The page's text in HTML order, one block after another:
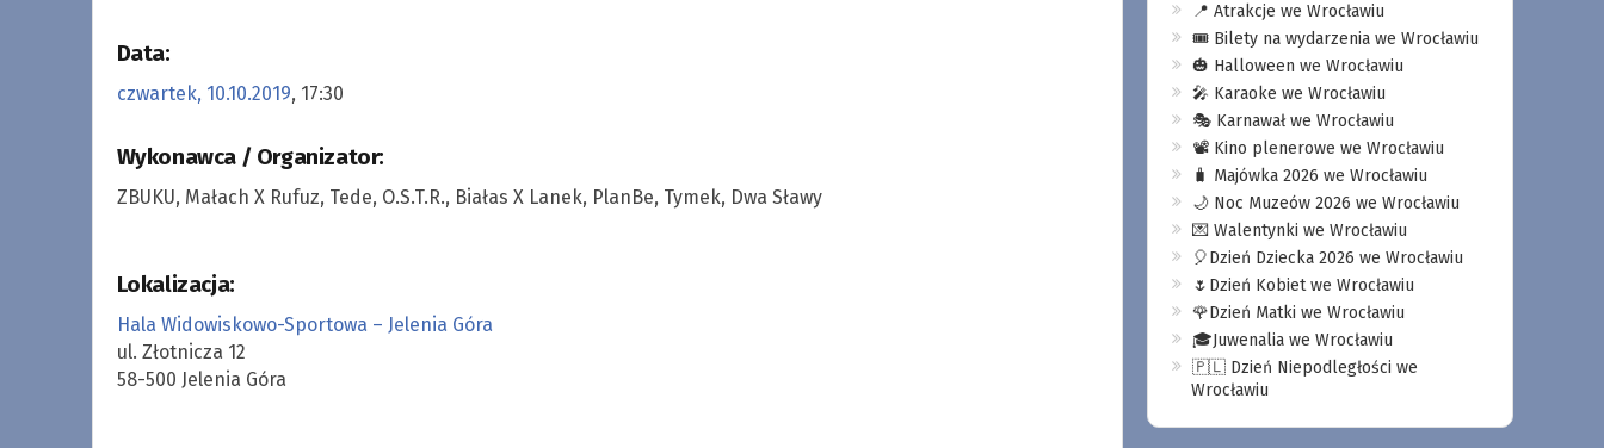
Data:
czwartek, 10.10.2019, 17:30
Wykonawca / Organizator:
ZBUKU, Małach X Rufuz, Tede, O.S.T.R., Białas X Lanek, PlanBe, Tymek, Dwa Sławy
Lokalizacja:
Hala Widowiskowo-Sportowa – Jelenia Góra
ul. Złotnicza 12
58-500 Jelenia Góra
📍 Atrakcje we Wrocławiu
🎟️ Bilety na wydarzenia we Wrocławiu
🎃 Halloween we Wrocławiu
🎤 Karaoke we Wrocławiu
🎭 Karnawał we Wrocławiu
📽️ Kino plenerowe we Wrocławiu
🧳 Majówka 2026 we Wrocławiu
🌙 Noc Muzeów 2026 we Wrocławiu
💌 Walentynki we Wrocławiu
🎈Dzień Dziecka 2026 we Wrocławiu
🌷Dzień Kobiet we Wrocławiu
🌹Dzień Matki we Wrocławiu
🎓Juwenalia we Wrocławiu
🇵🇱 Dzień Niepodległości we
Wrocławiu